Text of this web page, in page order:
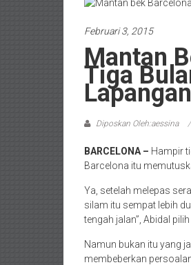
Februari 3, 2015
Mantan
Tiga
Diposkan Oleh:aessina
BARCELONA – Hampir
Barcelona itu
Ya, setelah melepas
silam itu sempat lebih
tengah jalan”, Abidal
Namun bukan itu yang
membeberkan